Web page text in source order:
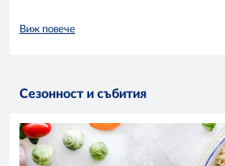
Виж повече
Сезонност и събития